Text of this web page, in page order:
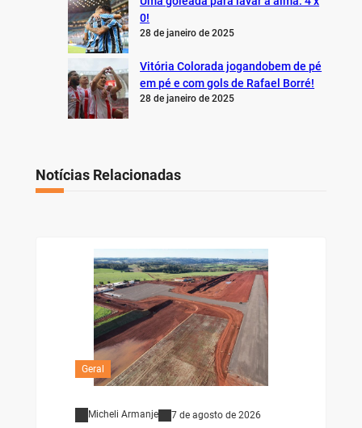
0!
28 de janeiro de 2025
Vitória Colorada jogandobem de pé
em pé e com gols de Rafael Borré!
28 de janeiro de 2025
Notícias Relacionadas
Geral
Micheli Armanje 7 de agosto de 2026